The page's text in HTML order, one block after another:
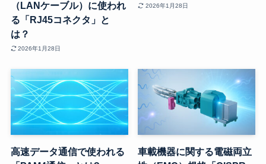
（LANケーブル）に使われ
る「RJ45コネクタ」と
は？
2026年1月28日
2026年1月28日
高速データ通信で使われる
車載機器に関する電磁両立